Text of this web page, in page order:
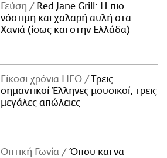
Γεύση
Red Jane Grill: Η πιο
νόστιμη και χαλαρή αυλή στα
Χανιά (ίσως και στην Ελλάδα)
Είκοσι χρόνια LIFO
Tρεις
σημαντικοί Έλληνες μουσικοί, τρεις
μεγάλες απώλειες
Οπτική Γωνία
Όπου και να